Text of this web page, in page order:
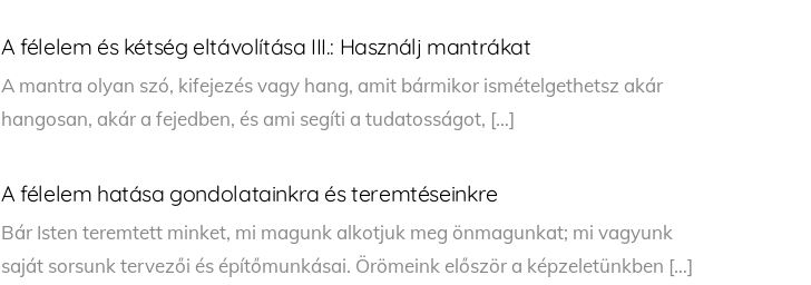
A félelem és kétség eltávolítása III.: Használj mantrákat
A mantra olyan szó, kifejezés vagy hang, amit bármikor ismételgethetsz akár
hangosan, akár a fejedben, és ami segíti a tudatosságot, […]
A félelem hatása gondolatainkra és teremtéseinkre
Bár Isten teremtett minket, mi magunk alkotjuk meg önmagunkat; mi vagyunk
saját sorsunk tervezői és építőmunkásai. Örömeink először a képzeletünkben […]